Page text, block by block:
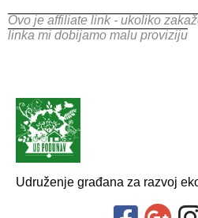
Ovo je affiliate link - ukoliko
linka mi dobijamo malu proviziju
Udruženje građana za razvoj